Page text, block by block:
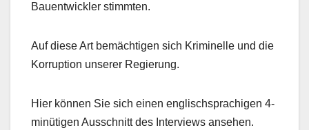
Bauentwickler stimmten.
Auf diese Art bemächtigen sich Kriminelle und die
Korruption unserer Regierung.
Hier können Sie sich einen englischsprachigen 4-
minütigen Ausschnitt des Interviews ansehen.